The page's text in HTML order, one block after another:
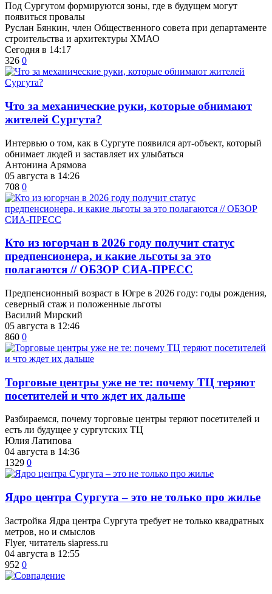
Под Сургутом формируются зоны, где в будущем могут
появиться провалы
Руслан Бянкин, член Общественного совета при департаменте
строительства и архитектуры ХМАО
Сегодня в 14:17
326 0
​Что за механические руки, которые обнимают
жителей Сургута?
Интервью о том, как в Сургуте появился арт-объект, который
обнимает людей и заставляет их улыбаться
Антонина Арямова
05 августа в 14:26
708 0
Кто из югорчан в 2026 году получит статус
предпенсионера, и какие льготы за это
полагаются // ОБЗОР СИА-ПРЕСС
Предпенсионный возраст в Югре в 2026 году: годы рождения,
северный стаж и положенные льготы
Василий Мирский
05 августа в 12:46
860 0
Торговые центры уже не те: почему ТЦ теряют
посетителей и что ждет их дальше
Разбираемся, почему торговые центры теряют посетителей и
есть ли будущее у сургутских ТЦ
Юлия Латипова
04 августа в 14:36
1329 0
​Ядро центра Сургута ‒ это не только про жилье
Застройка Ядра центра Сургута требует не только квадратных
метров, но и смыслов
Flyer, читатель siapress.ru
04 августа в 12:55
952 0